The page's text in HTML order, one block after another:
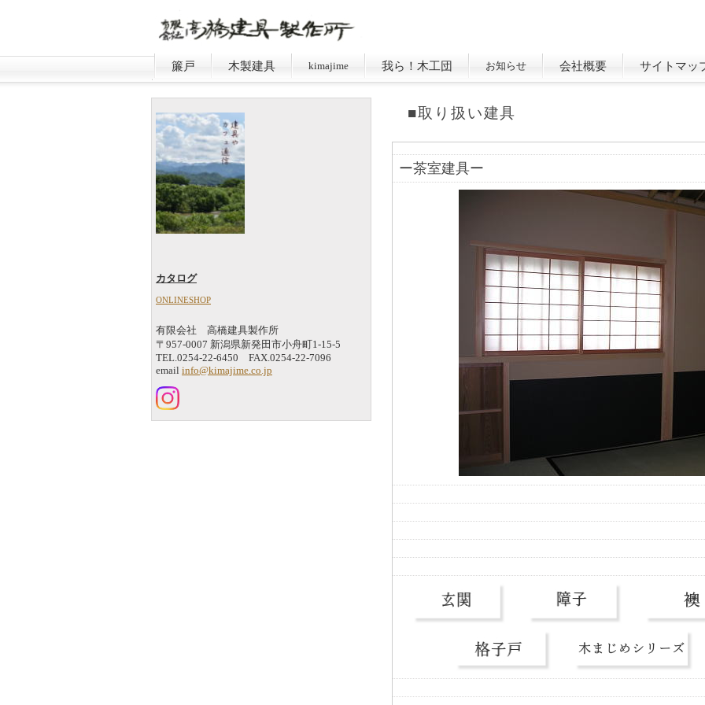
■取り扱い建具
ー茶室建具ー
簾戸 木製建具 kimajime 我ら！木工団 お知らせ 会社概要 サイトマッ
カタログ
ONLINESHOP
有限会社 高橋建具製作所
〒957-0007 新潟県新発田市小舟町1-15-5
TEL.0254-22-6450 FAX.0254-22-7096
email info@kimajime.co.jp